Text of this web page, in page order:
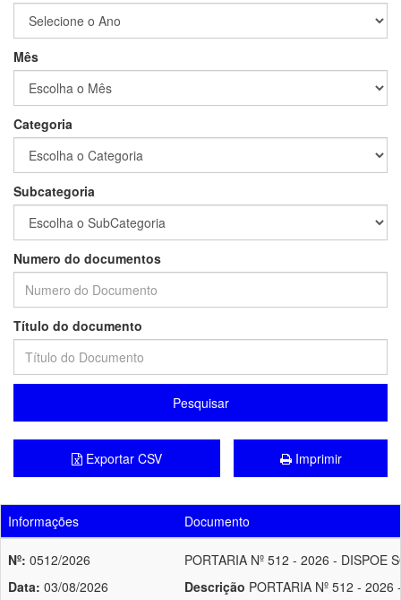
Mês
Categoria
Subcategoria
Numero do documentos
Título do documento
Pesquisar
Exportar CSV Imprimir
Informações Documento
Nº: 0512/2026
Data: 03/08/2026
PORTARIA Nº 512 - 2026 - DISPOE
Descrição PORTARIA Nº 512 -